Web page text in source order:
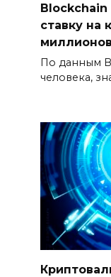
Blockchain
ставку на
По данным
человека,